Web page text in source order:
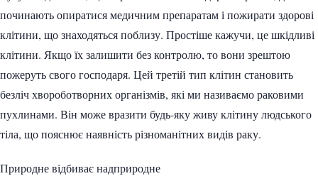
починають опиратися медичним препаратам і пожирати здорові
клітини, що знаходяться поблизу. Простіше кажучи, це шкідливі
клітини. Якщо їх залишити без контролю, то вони зрештою
пожеруть свого господаря. Цей третій тип клітин становить
безліч хвороботворних організмів, які ми називаємо раковими
пухлинами. Він може вразити будь-яку живу клітину людського
тіла, що пояснює наявність різноманітних видів раку.
Природне відбиває надприродне